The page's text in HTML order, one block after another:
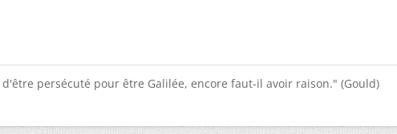
persécuté pour être Galilée, encore faut-il avoir raison." (Gould)